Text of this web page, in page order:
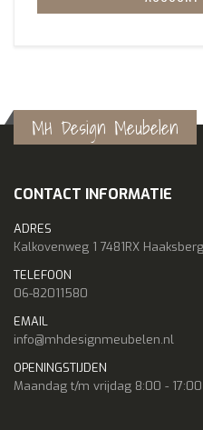
MH Design Meubelen
CONTACT INFORMATIE
ADRES
Kalkovenweg 1 7481RX
TELEFOON
06-82011580
EMAIL
info@mhdesignmeubelen.nl
OPENINGSTIJDEN
Maandag t/m vrijdag 8:00 -